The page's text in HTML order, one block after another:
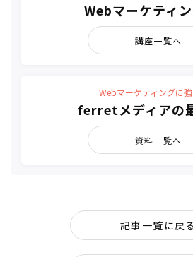
Webマーケティ
講座一覧へ
Webマーケティングに
ferretメディアの
資料一覧へ
記事一覧に戻る